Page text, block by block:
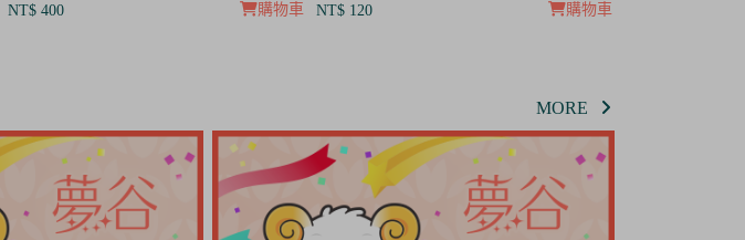
NT$ 120 購物車 NT$ 120 購物車
MORE